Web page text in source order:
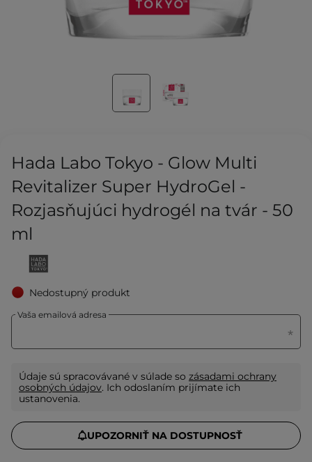
Hada Labo Tokyo - Glow Multi
Revitalizer Super HydroGel -
Rozjasňujúci hydrogél na tvár - 50
ml
Nedostupný produkt
Vaša emailová adresa
Údaje sú spracovávané v súlade so zásadami ochrany
osobných údajov. Ich odoslaním prijímate ich
ustanovenia.
UPOZORNIŤ NA DOSTUPNOSŤ